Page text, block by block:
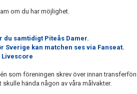
om du har möjlighet.
du samtidigt Piteås Damer.
kan matchen ses via Fanseat.
Livescore
som föreningen skrev över innan
hända någon av våra målvakter.